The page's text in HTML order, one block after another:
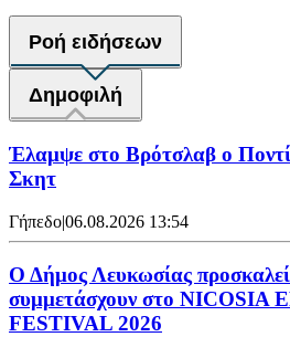
Ροή ειδήσεων
Δημοφιλή
Έλαμψε στο Βρότσλαβ ο
Σκητ
Γήπεδο|06.08.2026 13:54
Ο Δήμος Λευκωσίας
συμμετάσχουν στο NICOSIA
FESTIVAL 2026